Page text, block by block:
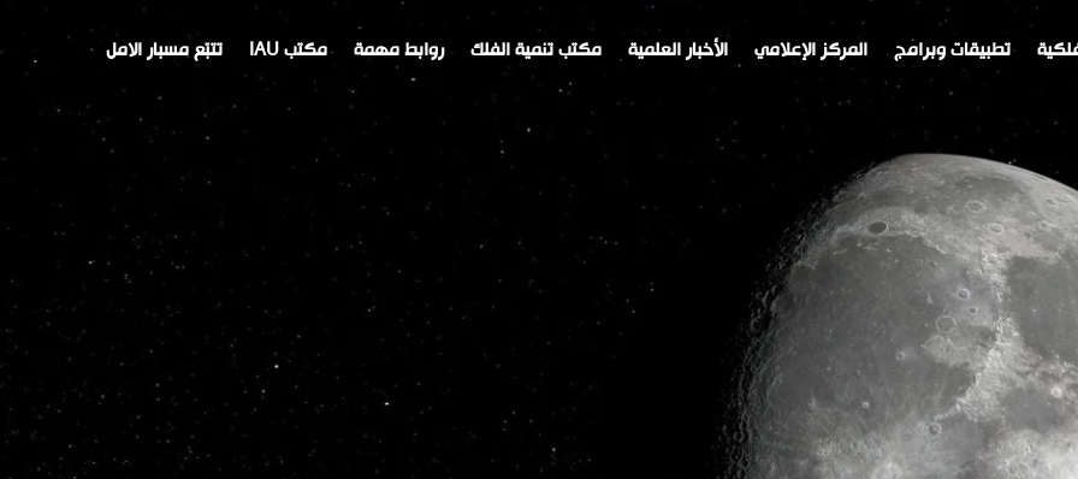
تطبيقات وبرامج المركز الإعلامي الأخبار العلمية مكتب تنمية الفلك روابط مهمة مكتب IAU
تتبّع مسبار الامل